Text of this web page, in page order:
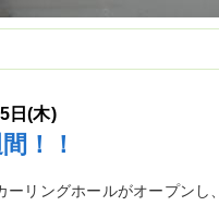
日(木)
！！
ーリングホールがオープンし、